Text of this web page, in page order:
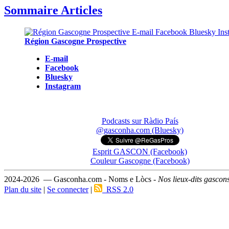
Sommaire Articles
Région Gascogne Prospective
E-mail
Facebook
Bluesky
Instagram
Podcasts sur Ràdio País
@gasconha.com (Bluesky)
Esprit GASCON (Facebook)
Couleur Gascogne (Facebook)
2024-2026 — Gasconha.com - Noms e Lòcs - Nos lieux-dits
Plan du site | Se connecter| RSS 2.0